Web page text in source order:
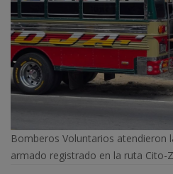
Bomberos Voluntarios atendieron
armado registrado en la ruta Cito-